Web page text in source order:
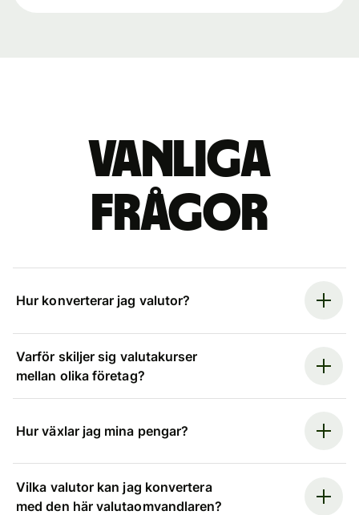
Vanliga
frågor
Hur konverterar jag valutor?
Varför skiljer sig valutakurser
mellan olika företag?
Hur växlar jag mina pengar?
Vilka valutor kan jag konvertera
med den här valutaomvandlaren?